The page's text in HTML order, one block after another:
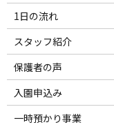
1日の流れ
スタッフ紹介
保護者の声
入園申込み
一時預かり事業